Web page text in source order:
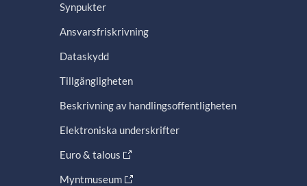
Synpukter
Ansvarsfriskrivning
Dataskydd
Tillgängligheten
Beskrivning av handlingsoffentligheten
Elektroniska underskrifter
Euro & talous
Myntmuseum